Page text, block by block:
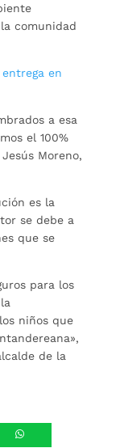
comunidad
en
a esa
el 100%
Moreno,
es la
se debe a
que se
para los
niños que
de la